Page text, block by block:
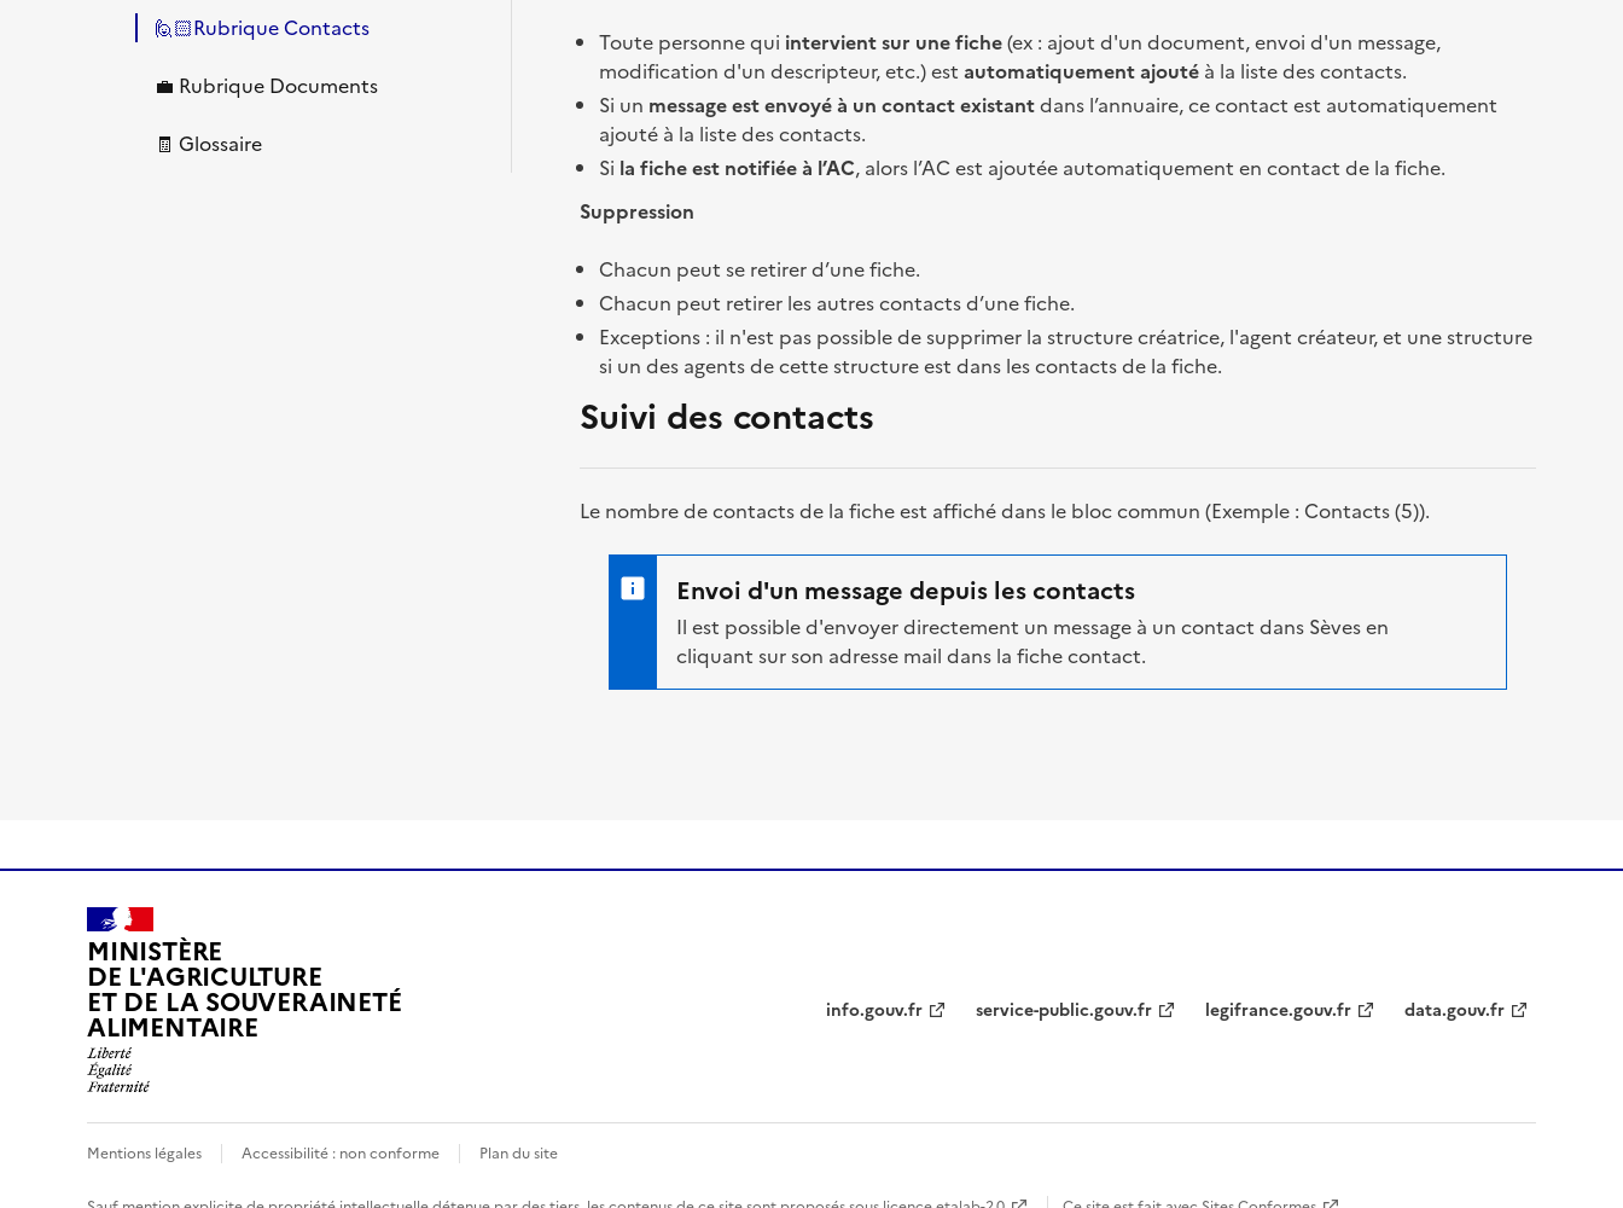
🙋🏻Rubrique Contacts
💼 Rubrique Documents
🧾 Glossaire
Toute personne qui intervient sur une fiche(ex : ajout d'un document, envoi d'un message,
modification d'un descripteur, etc.) est automatiquement ajoutéà la liste des contacts.
Si un message est envoyé à un contact existantdans l’annuaire, ce contact est automatiquement
ajouté à la liste des contacts.
Si la fiche est notifiée à l’AC, alors l’AC est ajoutée automatiquement en contact de la fiche.
Suppression
Chacun peut se retirer d’une fiche.
Chacun peut retirer les autres contacts d’une fiche.
Exceptions : il n'est pas possible de supprimer la structure créatrice, l'agent créateur, et une structure
si un des agents de cette structure est dans les contacts de la fiche.
Suivi des contacts
Le nombre de contacts de la fiche est affiché dans le bloc commun (Exemple : Contacts (5)).
Envoi d'un message depuis les contacts
Il est possible d'envoyer directement un message à un contact dans Sèves en
cliquant sur son adresse mail dans la fiche contact.
MINISTÈRE
DE L'AGRICULTURE
ET DE LA SOUVERAINETÉ
ALIMENTAIRE info.gouv.fr service-public.gouv.fr legifrance.gouv.fr data.gouv.fr
Mentions légales Accessibilité : non conforme Plan du site